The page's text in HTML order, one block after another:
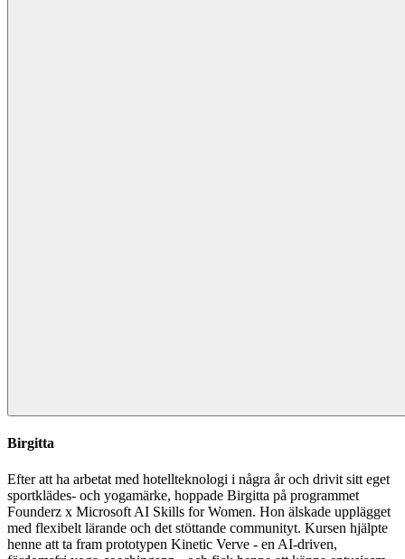
Birgitta
Efter att ha arbetat med hotellteknologi i några år och drivit sitt eget
sportklädes- och yogamärke, hoppade Birgitta på programmet
Founderz x Microsoft AI Skills for Women. Hon älskade upplägget
med flexibelt lärande och det stöttande communityt. Kursen hjälpte
henne att ta fram prototypen Kinetic Verve - en AI-driven,